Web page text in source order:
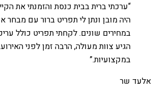
“ערכתי ברית בבית כנסת והזמנתי את
היה מובן ונתן לי תפריט ברור עם מבחר
במחירים שונים. לקחתי תפריט כולל
הגיע צוות מעולה, הרבה זמן לפני
במקצועיות.”
אלעד שר